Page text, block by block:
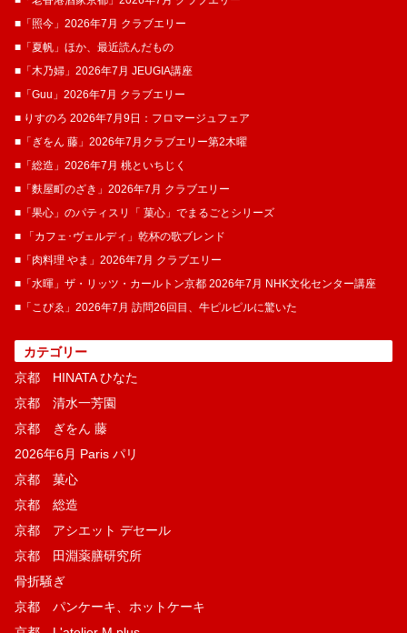
■「照今」2026年7月 クラブエリー
■「夏帆」ほか、最近読んだもの
■「木乃婦」2026年7月 JEUGIA講座
■「Guu」2026年7月 クラブエリー
■ りすのろ 2026年7月9日：フロマージュフェア
■「ぎをん 藤」2026年7月クラブエリー第2木曜
■「総造」2026年7月 桃といちじく
■「麩屋町のざき」2026年7月 クラブエリー
■「果心」のパティスリ「 菓​心」でまるごとシリーズ
■ 「カフェ･ヴェルディ」乾杯の歌ブレンド
■「肉料理 やま」2026年7月 クラブエリー
■「水暉」ザ・リッツ・カールトン京都 2026年7月 NHK文化センター講座
■「こぴゑ」2026年7月 訪問26回目、牛ピルピルに驚いた
カテゴリー
京都 HINATA ひなた
京都 清水一芳園
京都 ぎをん 藤
2026年6月 Paris パリ
京都 菓​心
京都 総造
京都 アシエット デセール
京都 田淵薬膳研究所
骨折騒ぎ
京都 パンケーキ、ホットケーキ